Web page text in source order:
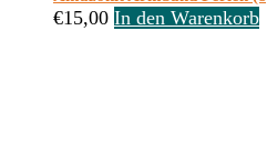
€15,00 In den Warenkorb